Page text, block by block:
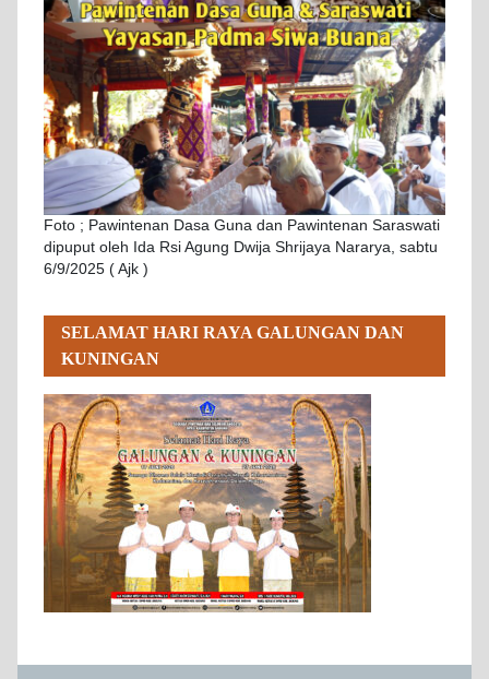
Foto ; Pawintenan Dasa Guna dan Pawintenan Saraswati
dipuput oleh Ida Rsi Agung Dwija Shrijaya Nararya, sabtu
6/9/2025 ( Ajk )
SELAMAT HARI RAYA GALUNGAN DAN
KUNINGAN